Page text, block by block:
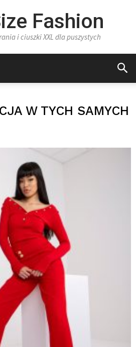
Fashion
i ciuszki XXL dla puszystych
W TYCH SAMYCH